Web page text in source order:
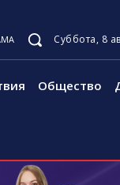
Суббота, 8
Общество